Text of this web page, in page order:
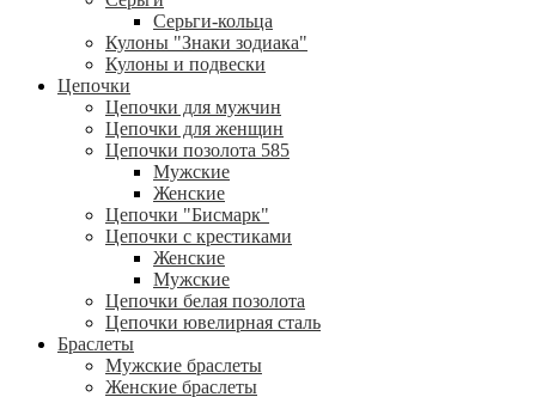
Серьги-кольца
Кулоны "Знаки зодиака"
Кулоны и подвески
Цепочки
Цепочки для мужчин
Цепочки для женщин
Цепочки позолота 585
Мужские
Женские
Цепочки "Бисмарк"
Цепочки с крестиками
Женские
Мужские
Цепочки белая позолота
Цепочки ювелирная сталь
Браслеты
Мужские браслеты
Женские браслеты